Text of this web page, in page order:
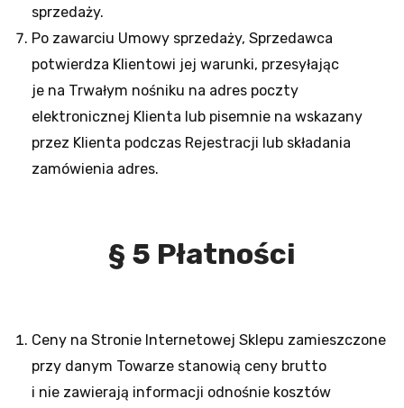
sprzedaży.
Po zawarciu Umowy sprzedaży, Sprzedawca
potwierdza Klientowi jej warunki, przesyłając
je na Trwałym nośniku na adres poczty
elektronicznej Klienta lub pisemnie na wskazany
przez Klienta podczas Rejestracji lub składania
zamówienia adres.
§ 5 Płatności
Ceny na Stronie Internetowej Sklepu zamieszczone
przy danym Towarze stanowią ceny brutto
i nie zawierają informacji odnośnie kosztów